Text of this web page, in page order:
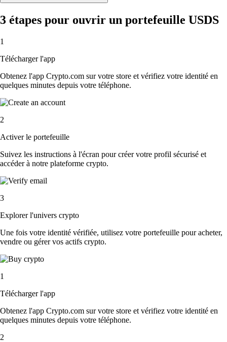
3 étapes pour ouvrir un portefeuille USDS
1
Télécharger l'app
Obtenez l'app Crypto.com sur votre store et vérifiez votre identité en
quelques minutes depuis votre téléphone.
2
Activer le portefeuille
Suivez les instructions à l'écran pour créer votre profil sécurisé et
accéder à notre plateforme crypto.
3
Explorer l'univers crypto
Une fois votre identité vérifiée, utilisez votre portefeuille pour acheter,
vendre ou gérer vos actifs crypto.
1
Télécharger l'app
Obtenez l'app Crypto.com sur votre store et vérifiez votre identité en
quelques minutes depuis votre téléphone.
2